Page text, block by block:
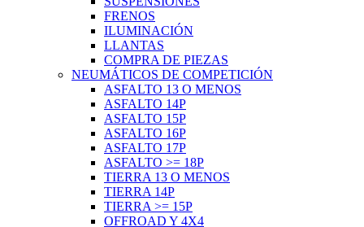
FRENOS
ILUMINACIÓN
LLANTAS
COMPRA DE PIEZAS
NEUMÁTICOS DE COMPETICIÓN
ASFALTO 13 O MENOS
ASFALTO 14P
ASFALTO 15P
ASFALTO 16P
ASFALTO 17P
ASFALTO >= 18P
TIERRA 13 O MENOS
TIERRA 14P
TIERRA >= 15P
OFFROAD Y 4X4